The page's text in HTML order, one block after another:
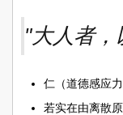
"大人者
仁（道德感应
若实在由离散